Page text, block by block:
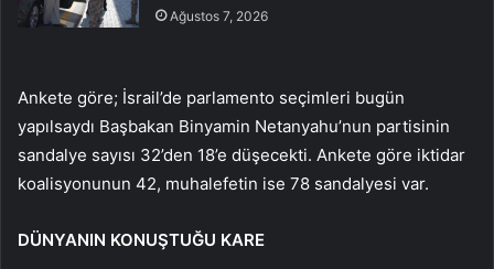
Ağustos 7, 2026
Ankete göre; İsrail’de parlamento seçimleri bugün
yapılsaydı Başbakan Binyamin Netanyahu’nun partisinin
sandalye sayısı 32’den 18’e düşecekti. Ankete göre iktidar
koalisyonunun 42, muhalefetin ise 78 sandalyesi var.
DÜNYANIN KONUŞTUĞU KARE